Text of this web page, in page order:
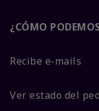
¿CÓMO
Recibe e-mails
Ver estado del